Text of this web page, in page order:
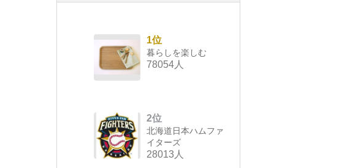
1位
暮らしを楽しむ
78054人
2位
北海道日本ハムファ
イターズ
28013人